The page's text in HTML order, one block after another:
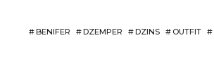
#BENIFER #DZEMPER #DZINS # OUTFIT #